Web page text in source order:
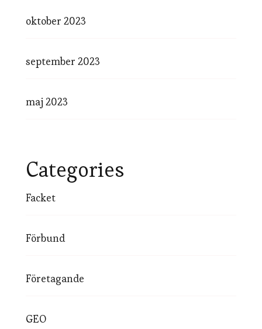
oktober 2023
september 2023
maj 2023
Categories
Facket
Förbund
Företagande
GEO